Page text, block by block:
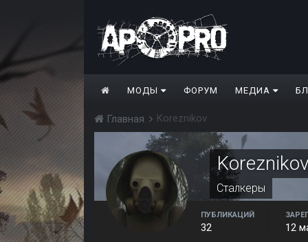
МОДЫ ФОРУМ МЕДИА
Главная Koreznikov
Koreznikov
Сталкеры
ПУБЛИКАЦИЙ
32 12